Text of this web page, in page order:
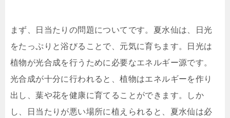
まず、日当たりの問題についてです。夏水仙は、日光
をたっぷりと浴びることで、元気に育ちます。日光は
植物が光合成を行うために必要なエネルギー源です。
光合成が十分に行われると、植物はエネルギーを作り
出し、葉や花を健康に育てることができます。しか
し、日当たりが悪い場所に植えられると、夏水仙は必